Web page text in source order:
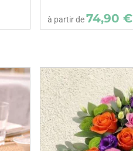
à partir de74,90 €